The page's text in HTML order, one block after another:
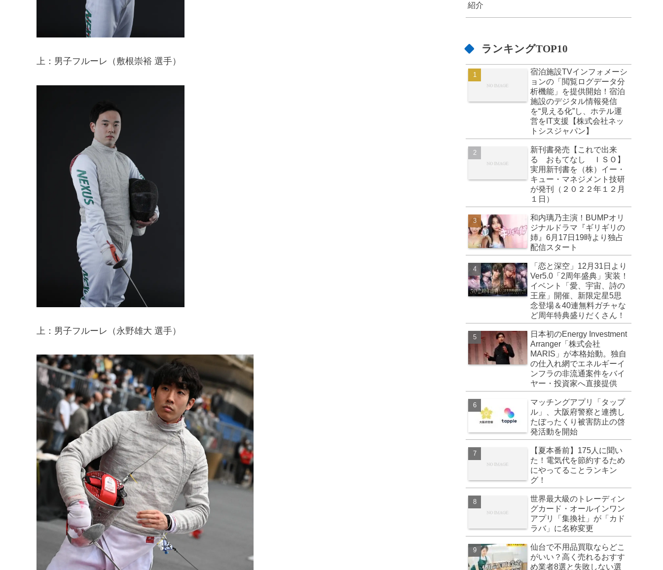
上：男子フルーレ（敷根崇裕 選手）
上：男子フルーレ（永野雄大 選手）
紹介
ランキングTOP10
宿泊施設TVインフォメーシ
ョンの「閲覧ログデータ分
析機能」を提供開始！宿泊
施設のデジタル情報発信
を“見える化”し、ホテル運
営をIT支援【株式会社ネッ
トシスジャパン】
新刊書発売【これで出来
る おもてなし ＩＳＯ】
実用新刊書を（株）イー・
キュー・マネジメント技研
が発刊（２０２２年１２月
１日）
和内璃乃主演！BUMPオリ
ジナルドラマ『ギリギリの
姉』6月17日19時より独占
配信スタート
「恋と深空」12月31日より
Ver5.0「2周年盛典」実装！
イベント「愛、宇宙、詩の
王座」開催、新限定星5思
念登場＆40連無料ガチャな
ど周年特典盛りだくさん！
日本初のEnergy Investment
Arranger「株式会社
MARIS」が本格始動。独自
の仕入れ網でエネルギーイ
ンフラの非流通案件をバイ
ヤー・投資家へ直接提供
マッチングアプリ「タップ
ル」、大阪府警察と連携し
たぼったくり被害防止の啓
発活動を開始
【夏本番前】175人に聞い
た！電気代を節約するため
にやってることランキン
グ！
世界最大級のトレーディン
グカード・オールインワン
アプリ「集換社」が「カド
ラバ」に名称変更
仙台で不用品買取ならどこ
がいい？高く売れるおすす
め業者8選と失敗しない選